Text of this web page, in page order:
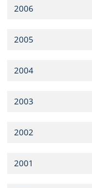
2006
2005
2004
2003
2002
2001